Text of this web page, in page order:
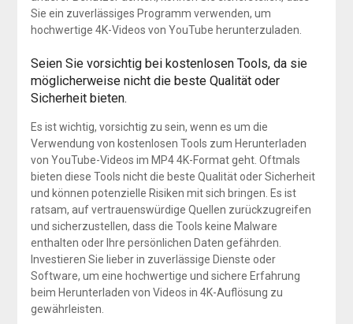
Sie ein zuverlässiges Programm verwenden, um
hochwertige 4K-Videos von YouTube herunterzuladen.
Seien Sie vorsichtig bei kostenlosen Tools, da sie
möglicherweise nicht die beste Qualität oder
Sicherheit bieten.
Es ist wichtig, vorsichtig zu sein, wenn es um die
Verwendung von kostenlosen Tools zum Herunterladen
von YouTube-Videos im MP4 4K-Format geht. Oftmals
bieten diese Tools nicht die beste Qualität oder Sicherheit
und können potenzielle Risiken mit sich bringen. Es ist
ratsam, auf vertrauenswürdige Quellen zurückzugreifen
und sicherzustellen, dass die Tools keine Malware
enthalten oder Ihre persönlichen Daten gefährden.
Investieren Sie lieber in zuverlässige Dienste oder
Software, um eine hochwertige und sichere Erfahrung
beim Herunterladen von Videos in 4K-Auflösung zu
gewährleisten.